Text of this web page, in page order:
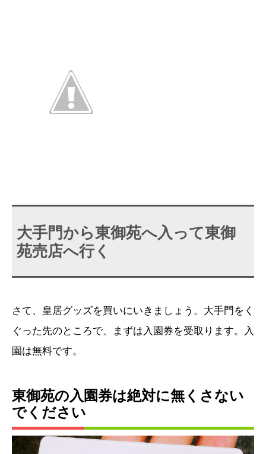
大手門から東御苑へ入って東御
苑売店へ行く
さて、皇居グッズを買いにいきましょう。大手門をく
ぐった先のところで、まずは入園券を受取ります。入
園は無料です。
東御苑の入園券は絶対に無くさない
でください